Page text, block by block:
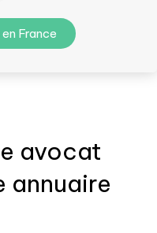
France
avocat
annuaire